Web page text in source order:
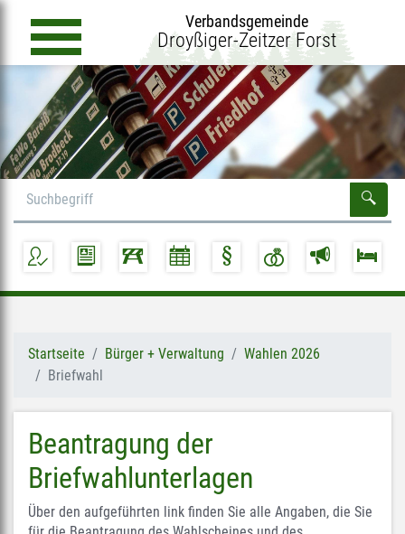
Verbandsgemeinde
Droyßiger-Zeitzer Forst
Startseite Bürger + Verwaltung
Wahlen 2026
Briefwahl
Beantragung der
Briefwahlunterlagen
Über den aufgeführten link finden Sie alle Angaben, die Sie